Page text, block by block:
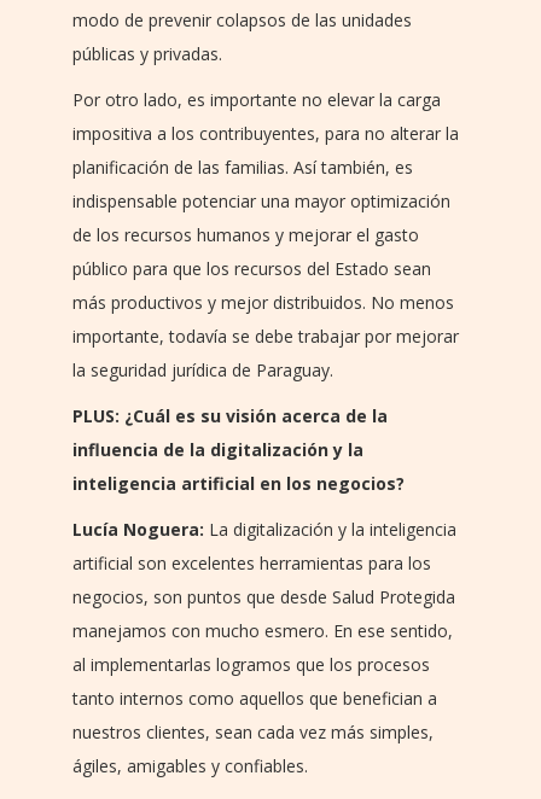
modo de prevenir colapsos de las unidades
públicas y privadas.
Por otro lado, es importante no elevar la carga
impositiva a los contribuyentes, para no alterar la
planificación de las familias. Así también, es
indispensable potenciar una mayor optimización
de los recursos humanos y mejorar el gasto
público para que los recursos del Estado sean
más productivos y mejor distribuidos. No menos
importante, todavía se debe trabajar por mejorar
la seguridad jurídica de Paraguay.
PLUS: ¿Cuál es su visión acerca de la
influencia de la digitalización y la
inteligencia artificial en los negocios?
Lucía Noguera: La digitalización y la inteligencia
artificial son excelentes herramientas para los
negocios, son puntos que desde Salud Protegida
manejamos con mucho esmero. En ese sentido,
al implementarlas logramos que los procesos
tanto internos como aquellos que benefician a
nuestros clientes, sean cada vez más simples,
ágiles, amigables y confiables.